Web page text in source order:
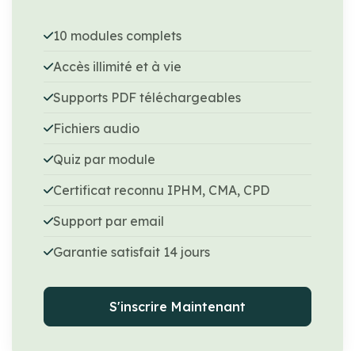
10 modules complets
Accès illimité et à vie
Supports PDF téléchargeables
Fichiers audio
Quiz par module
Certificat reconnu IPHM, CMA, CPD
Support par email
Garantie satisfait 14 jours
S'inscrire Maintenant